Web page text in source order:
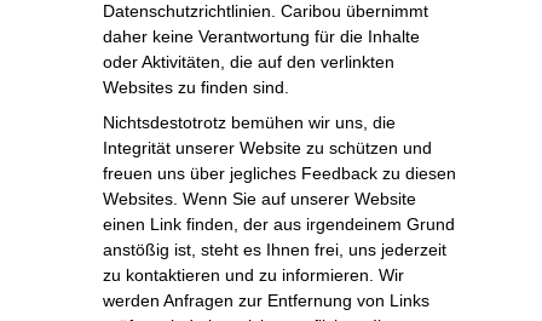
Datenschutzrichtlinien. Caribou übernimmt
daher keine Verantwortung für die Inhalte
oder Aktivitäten, die auf den verlinkten
Websites zu finden sind.
Nichtsdestotrotz bemühen wir uns, die
Integrität unserer Website zu schützen und
freuen uns über jegliches Feedback zu diesen
Websites. Wenn Sie auf unserer Website
einen Link finden, der aus irgendeinem Grund
anstößig ist, steht es Ihnen frei, uns jederzeit
zu kontaktieren und zu informieren. Wir
werden Anfragen zur Entfernung von Links